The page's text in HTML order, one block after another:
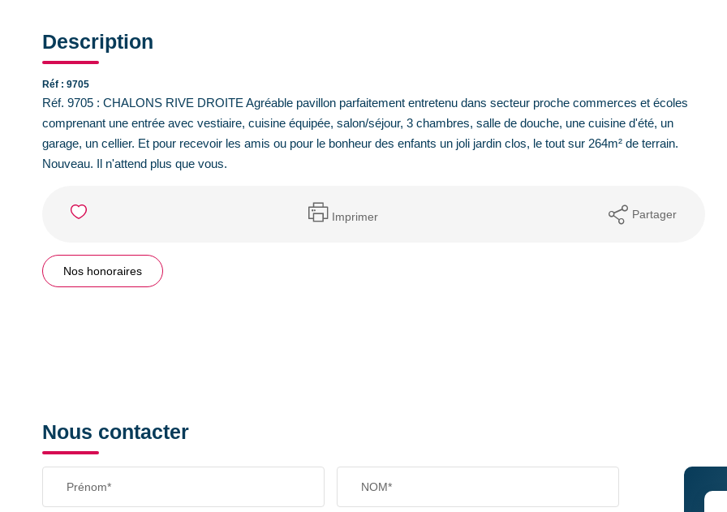
Description
Réf : 9705
Réf. 9705 : CHALONS RIVE DROITE Agréable pavillon parfaitement entretenu dans secteur proche commerces et écoles
comprenant une entrée avec vestiaire, cuisine équipée, salon/séjour, 3 chambres, salle de douche, une cuisine d'été, un
garage, un cellier. Et pour recevoir les amis ou pour le bonheur des enfants un joli jardin clos, le tout sur 264m² de terrain.
Nouveau. Il n'attend plus que vous.
Imprimer Partager
Nos honoraires
Nous contacter
Prénom* NOM*